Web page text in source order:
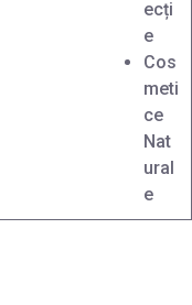
ecți
e
Cos
meti
ce
Nat
ural
e